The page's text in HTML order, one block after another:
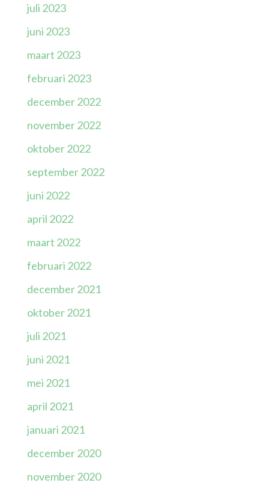
juli 2023
juni 2023
maart 2023
februari 2023
december 2022
november 2022
oktober 2022
september 2022
juni 2022
april 2022
maart 2022
februari 2022
december 2021
oktober 2021
juli 2021
juni 2021
mei 2021
april 2021
januari 2021
december 2020
november 2020